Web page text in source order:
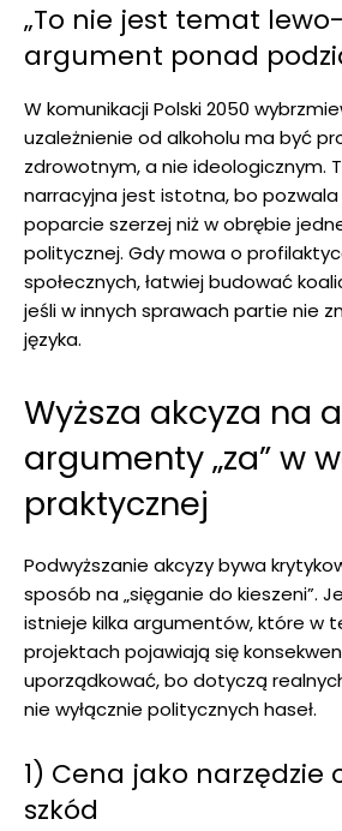
„To nie jest temat
argument ponad
W komunikacji Polski 2050
uzależnienie od alkoholu ma być
zdrowotnym, a nie ideologicznym.
narracyjna jest istotna, bo
poparcie szerzej niż w obrębie
politycznej. Gdy mowa o
społecznych, łatwiej budować
jeśli w innych sprawach partie nie
języka.
Wyższa akcyza na
argumenty „za” w
praktycznej
Podwyższanie akcyzy bywa
sposób na „sięganie do kieszeni”.
istnieje kilka argumentów, które w
projektach pojawiają się
uporządkować, bo dotyczą
nie wyłącznie politycznych haseł.
1) Cena jako narzędzie
szkód